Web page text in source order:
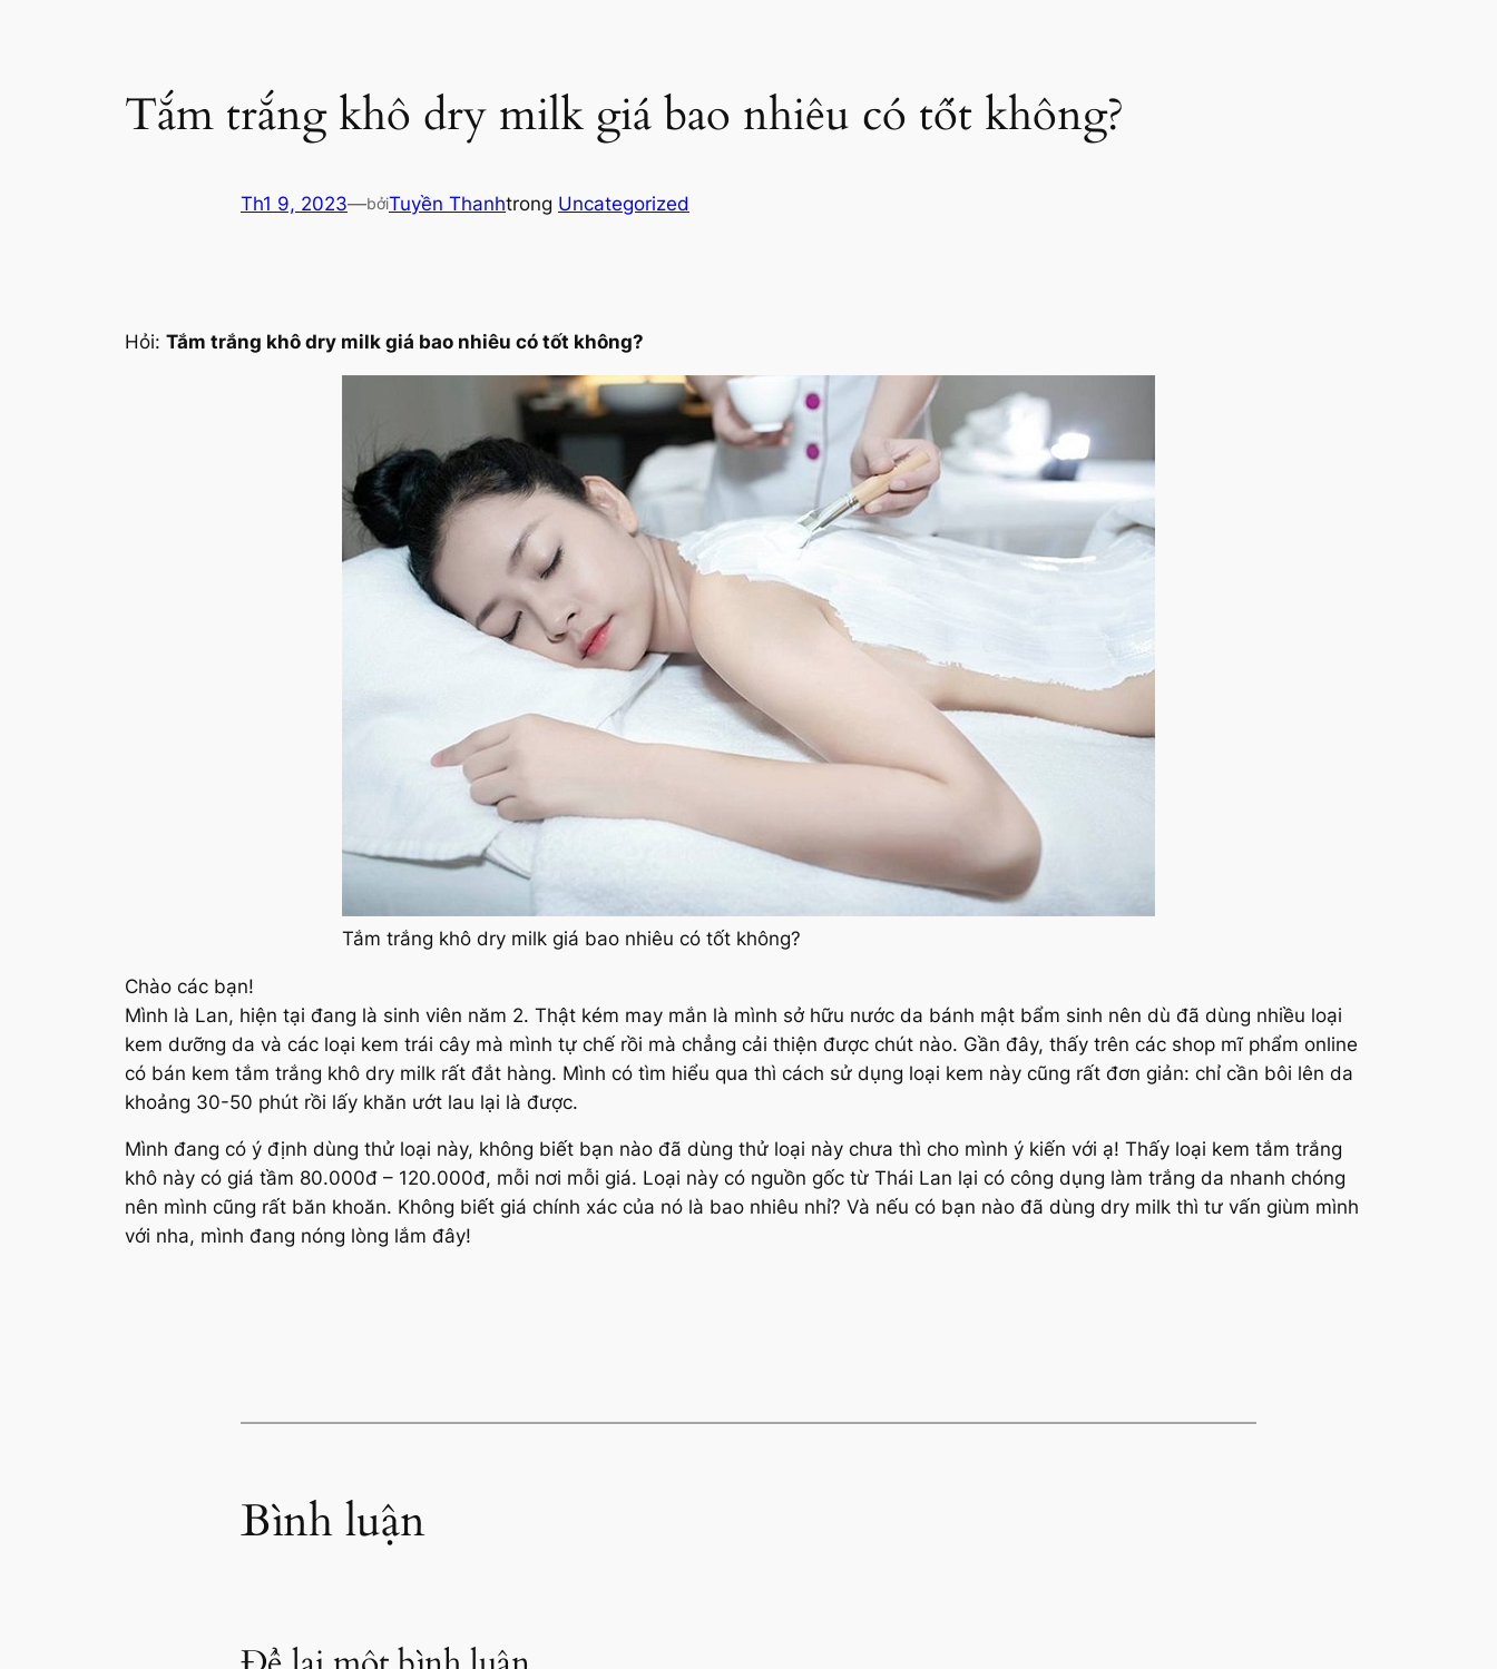
Tắm trắng khô dry milk giá bao nhiêu có tốt không?
Th1 9, 2023—bởiTuyền Thanhtrong Uncategorized
Hỏi: Tắm trắng khô dry milk giá bao nhiêu có tốt không?
Tắm trắng khô dry milk giá bao nhiêu có tốt không?
Chào các bạn!
Mình là Lan, hiện tại đang là sinh viên năm 2. Thật kém may mắn là mình sở hữu nước da bánh mật bẩm sinh nên dù đã dùng nhiều loại
kem dưỡng da và các loại kem trái cây mà mình tự chế rồi mà chẳng cải thiện được chút nào. Gần đây, thấy trên các shop mĩ phẩm online
có bán kem tắm trắng khô dry milk rất đắt hàng. Mình có tìm hiểu qua thì cách sử dụng loại kem này cũng rất đơn giản: chỉ cần bôi lên da
khoảng 30-50 phút rồi lấy khăn ướt lau lại là được.
Mình đang có ý định dùng thử loại này, không biết bạn nào đã dùng thử loại này chưa thì cho mình ý kiến với ạ! Thấy loại kem tắm trắng
khô này có giá tầm 80.000đ – 120.000đ, mỗi nơi mỗi giá. Loại này có nguồn gốc từ Thái Lan lại có công dụng làm trắng da nhanh chóng
nên mình cũng rất băn khoăn. Không biết giá chính xác của nó là bao nhiêu nhỉ? Và nếu có bạn nào đã dùng dry milk thì tư vấn giùm mình
với nha, mình đang nóng lòng lắm đây!
Bình luận